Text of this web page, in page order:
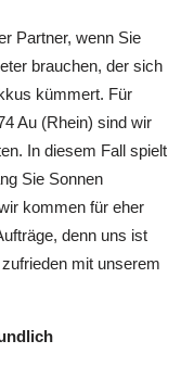
Partner, wenn Sie
brauchen, der sich
kümmert. Für
Au (Rhein) sind wir
In diesem Fall spielt
Sie Sonnen
kommen für eher
denn uns ist
mit unserem